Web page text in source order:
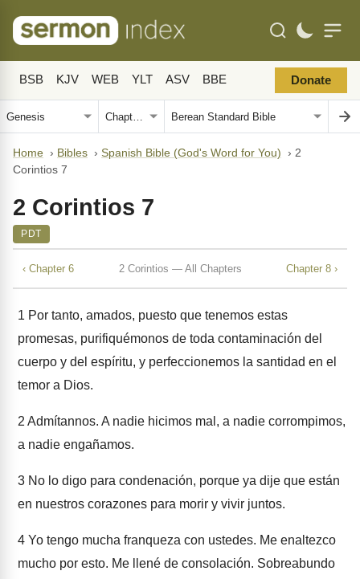
BSB KJV WEB YLT ASV BBE Donate
Home › Bibles › Spanish Bible (God's Word for You) › 2
Corintios 7
2 Corintios 7
PDT
‹ Chapter 6 2 Corintios — All Chapters Chapter 8 ›
1 Por tanto, amados, puesto que tenemos estas
promesas, purifiquémonos de toda contaminación del
cuerpo y del espíritu, y perfeccionemos la santidad en el
temor a Dios.
2 Admítannos. A nadie hicimos mal, a nadie corrompimos,
a nadie engañamos.
3 No lo digo para condenación, porque ya dije que están
en nuestros corazones para morir y vivir juntos.
4 Yo tengo mucha franqueza con ustedes. Me enaltezco
mucho por esto. Me llené de consolación. Sobreabundo